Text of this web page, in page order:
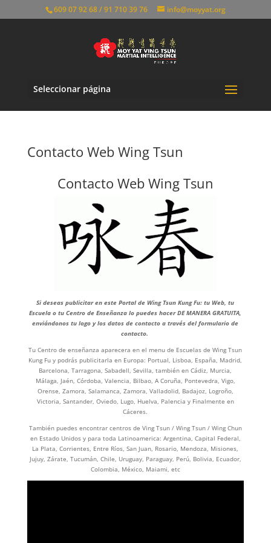
609 07 92 68 / 91 710 39 76 info@moyyat.org
Seleccionar página
Contacto Web Wing Tsun
Contacto Web Wing Tsun
Si deseas publicitar en este Portal de Wing Tsun Kung Fu: tu Web, tu
Escuela o tu Centro de Enseñanza lo puedes hacer DE MANERA GRATUITA,
enviándonos tu logo y los datos de contacto a través del formulario de
contacto.
Tu Centro de enseñanza aparecera en el menu de Escuelas de Wing Tsun
Kung Fu y podrás publicitarla en Europa: Portual, Lisboa, España, Madrid,
Barcelona, Tarragona, Sabadell, Sevilla, también en Cádiz, Murcia,
Málaga, Jaén, Córdoba, Valencia, Bilbao, A Coruña, Pontevedra, Vigo,
Orense, Zamora, Salamanca, Zamora, Valladolid, Badajoz, Logroño,
Victoria, Santander, Oviedo, Lugo, Huelva, Palencia y Finalmente en
Cáceres.
También puedes encontrar centros de Ving Tsun / Wing Tsun / Wing Chun
en Estado Unidos y para toda Latinoamerica: Argentina, Capital Federal,
La Plata, Corrientes, Entre Ríos, San Juan, Rosario, Mendoza, Misiones,
Jujuy, Zárate, Tucumán, Chile, Uruguay, Paraguay, Perú, Bolivia, Ecuador,
Colombia, México, Maiami, etc